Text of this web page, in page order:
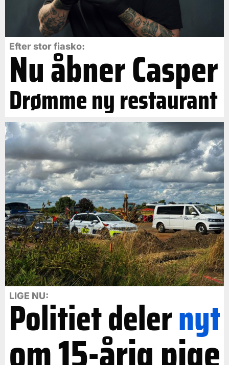
Efter stor fiasko:
Nu åbner Casper
Drømme ny restaurant
LIGE NU:
Politiet delernyt